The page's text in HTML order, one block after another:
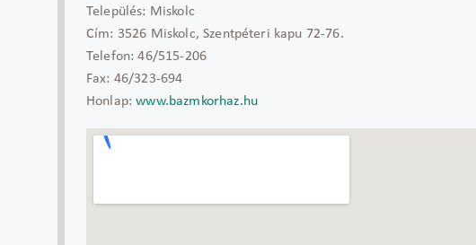
Település: Miskolc
Cím: 3526 Miskolc, Szentpéteri kapu 72-76.
Telefon:46/515-206
Fax: 46/323-694
Honlap:www.bazmkorhaz.hu